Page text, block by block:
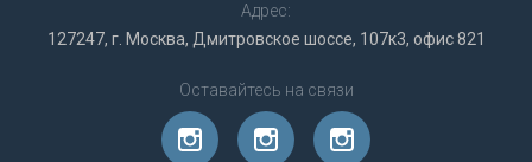
Адрес:
127247, г. Москва, Дмитровское шоссе, 107к3, офис 821
Оставайтесь на связи